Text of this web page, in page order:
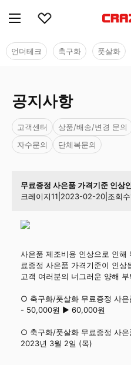
언더테크 축구화 풋살화
공지사항
고객센터 상품/배송/변경 문의
자수문의
단체복문의
무료증정 사은품 가격기준 인상
크레이지11 2023-02-20 조회수
사은품 제조비용 인상으로 인해
료증정 사은품 가격기준이 인상
고객 여러분의 너그러운 양해
○ 축구화/풋살화 무료증정 사은
- 50,000원 ▶ 60,000원
○ 축구화/풋살화 무료증정 사은
2023년 3월 2일 (목)